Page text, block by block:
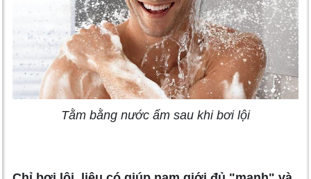
Tằm bằng nước ấm sau khi bơi lội